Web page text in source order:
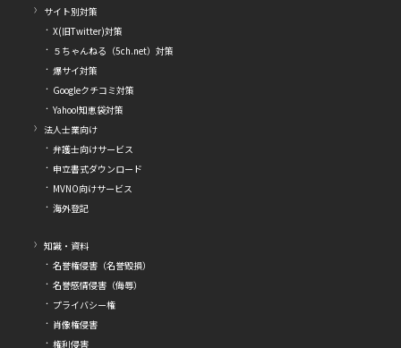
サイト別対策
X(旧Twitter)対策
５ちゃんねる（5ch.net）対策
爆サイ対策
Googleクチコミ対策
Yahoo!知恵袋対策
法人士業向け
弁護士向けサービス
申立書式ダウンロード
MVNO向けサービス
海外登記
知識・資料
名誉権侵害（名誉毀損）
名誉感情侵害（侮辱）
プライバシー権
肖像権侵害
権利侵害